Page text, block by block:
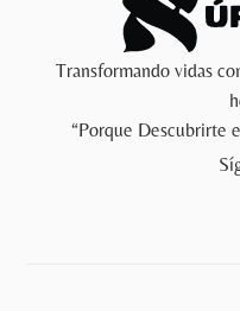
Transformando vidas
“Porque Descubrirte